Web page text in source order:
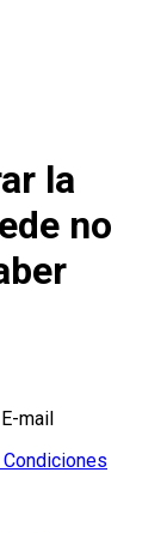
la
no
mail